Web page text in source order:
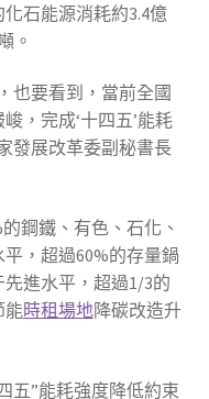
石能源消耗約3.4億
。
也要看到，當前全國
，完成‘十四五’能耗
發展改革委副秘書長
鋼鐵、有色、石化、
，超過60%的存量鍋
進水平，超過1/3的
能時租場地降碳改造升
五”能耗強度降低約束